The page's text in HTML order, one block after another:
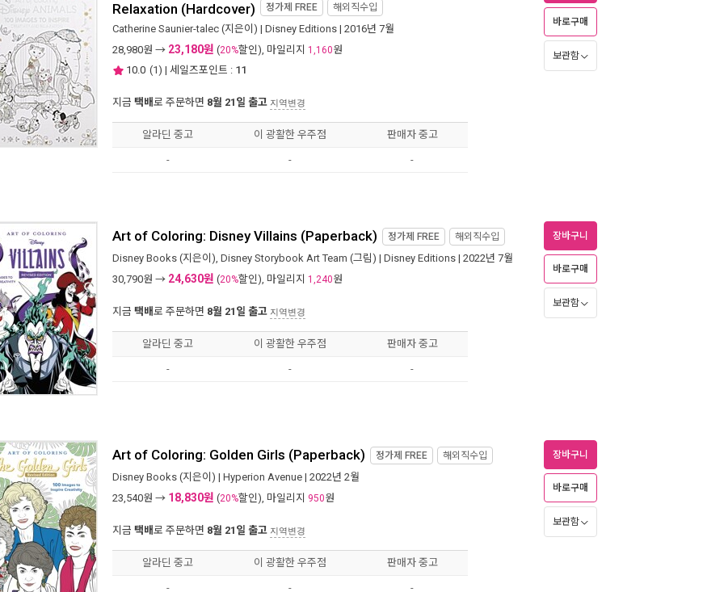
Relaxation (Hardcover) 정가제 FREE 해외직수입
Catherine Saunier-talec (지은이) | Disney Editions | 2016년 7월
28,980원 → 23,180원 (20%할인), 마일리지 1,160원
10.0 (1) | 세일즈포인트 : 11
지금 택배로 주문하면 8월 21일 출고 지역변경
바로구매
보관함
알라딘 중고 이 광활한 우주점 판매자 중고
- - -
Art of Coloring: Disney Villains (Paperback) 정가제 FREE 해외직수입
Disney Books (지은이), Disney Storybook Art Team (그림) | Disney Editions | 2022년 7월
30,790원 → 24,630원 (20%할인), 마일리지 1,240원
지금 택배로 주문하면 8월 21일 출고 지역변경
장바구니
바로구매
보관함
알라딘 중고 이 광활한 우주점 판매자 중고
- - -
Art of Coloring: Golden Girls (Paperback) 정가제 FREE 해외직수입
Disney Books (지은이) | Hyperion Avenue | 2022년 2월
23,540원 → 18,830원 (20%할인), 마일리지 950원
지금 택배로 주문하면 8월 21일 출고 지역변경
장바구니
바로구매
보관함
알라딘 중고 이 광활한 우주점 판매자 중고
- - -